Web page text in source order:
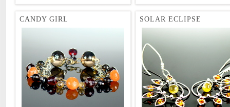
CANDY GIRL SOLAR ECLIPSE